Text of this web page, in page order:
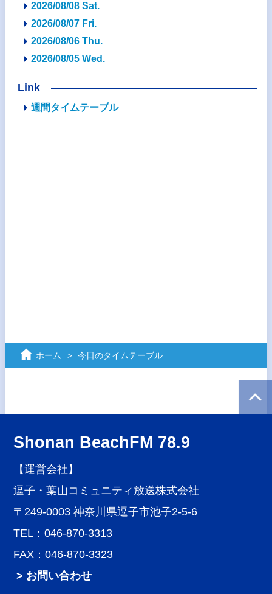
2026/08/08 Sat.
2026/08/07 Fri.
2026/08/06 Thu.
2026/08/05 Wed.
Link
週間タイムテーブル
ホーム 今日のタイムテーブル
Shonan BeachFM 78.9
【運営会社】
逗子・葉山コミュニティ放送株式会社
〒249-0003 神奈川県逗子市池子2-5-6
TEL：046-870-3313
FAX：046-870-3323
> お問い合わせ